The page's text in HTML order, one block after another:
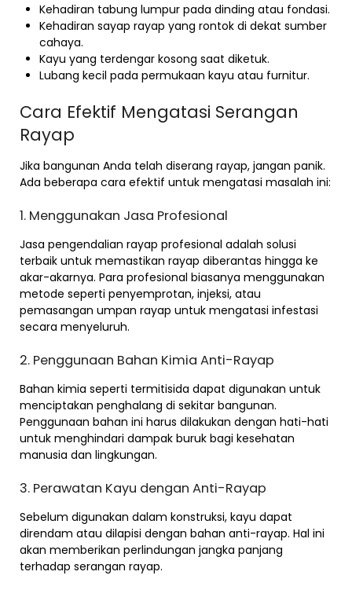
Kehadiran tabung lumpur pada dinding atau fondasi.
Kehadiran sayap rayap yang rontok di dekat sumber
cahaya.
Kayu yang terdengar kosong saat diketuk.
Lubang kecil pada permukaan kayu atau furnitur.
Cara Efektif Mengatasi Serangan
Rayap
Jika bangunan Anda telah diserang rayap, jangan panik.
Ada beberapa cara efektif untuk mengatasi masalah ini:
1. Menggunakan Jasa Profesional
Jasa pengendalian rayap profesional adalah solusi
terbaik untuk memastikan rayap diberantas hingga ke
akar-akarnya. Para profesional biasanya menggunakan
metode seperti penyemprotan, injeksi, atau
pemasangan umpan rayap untuk mengatasi infestasi
secara menyeluruh.
2. Penggunaan Bahan Kimia Anti-Rayap
Bahan kimia seperti termitisida dapat digunakan untuk
menciptakan penghalang di sekitar bangunan.
Penggunaan bahan ini harus dilakukan dengan hati-hati
untuk menghindari dampak buruk bagi kesehatan
manusia dan lingkungan.
3. Perawatan Kayu dengan Anti-Rayap
Sebelum digunakan dalam konstruksi, kayu dapat
direndam atau dilapisi dengan bahan anti-rayap. Hal ini
akan memberikan perlindungan jangka panjang
terhadap serangan rayap.